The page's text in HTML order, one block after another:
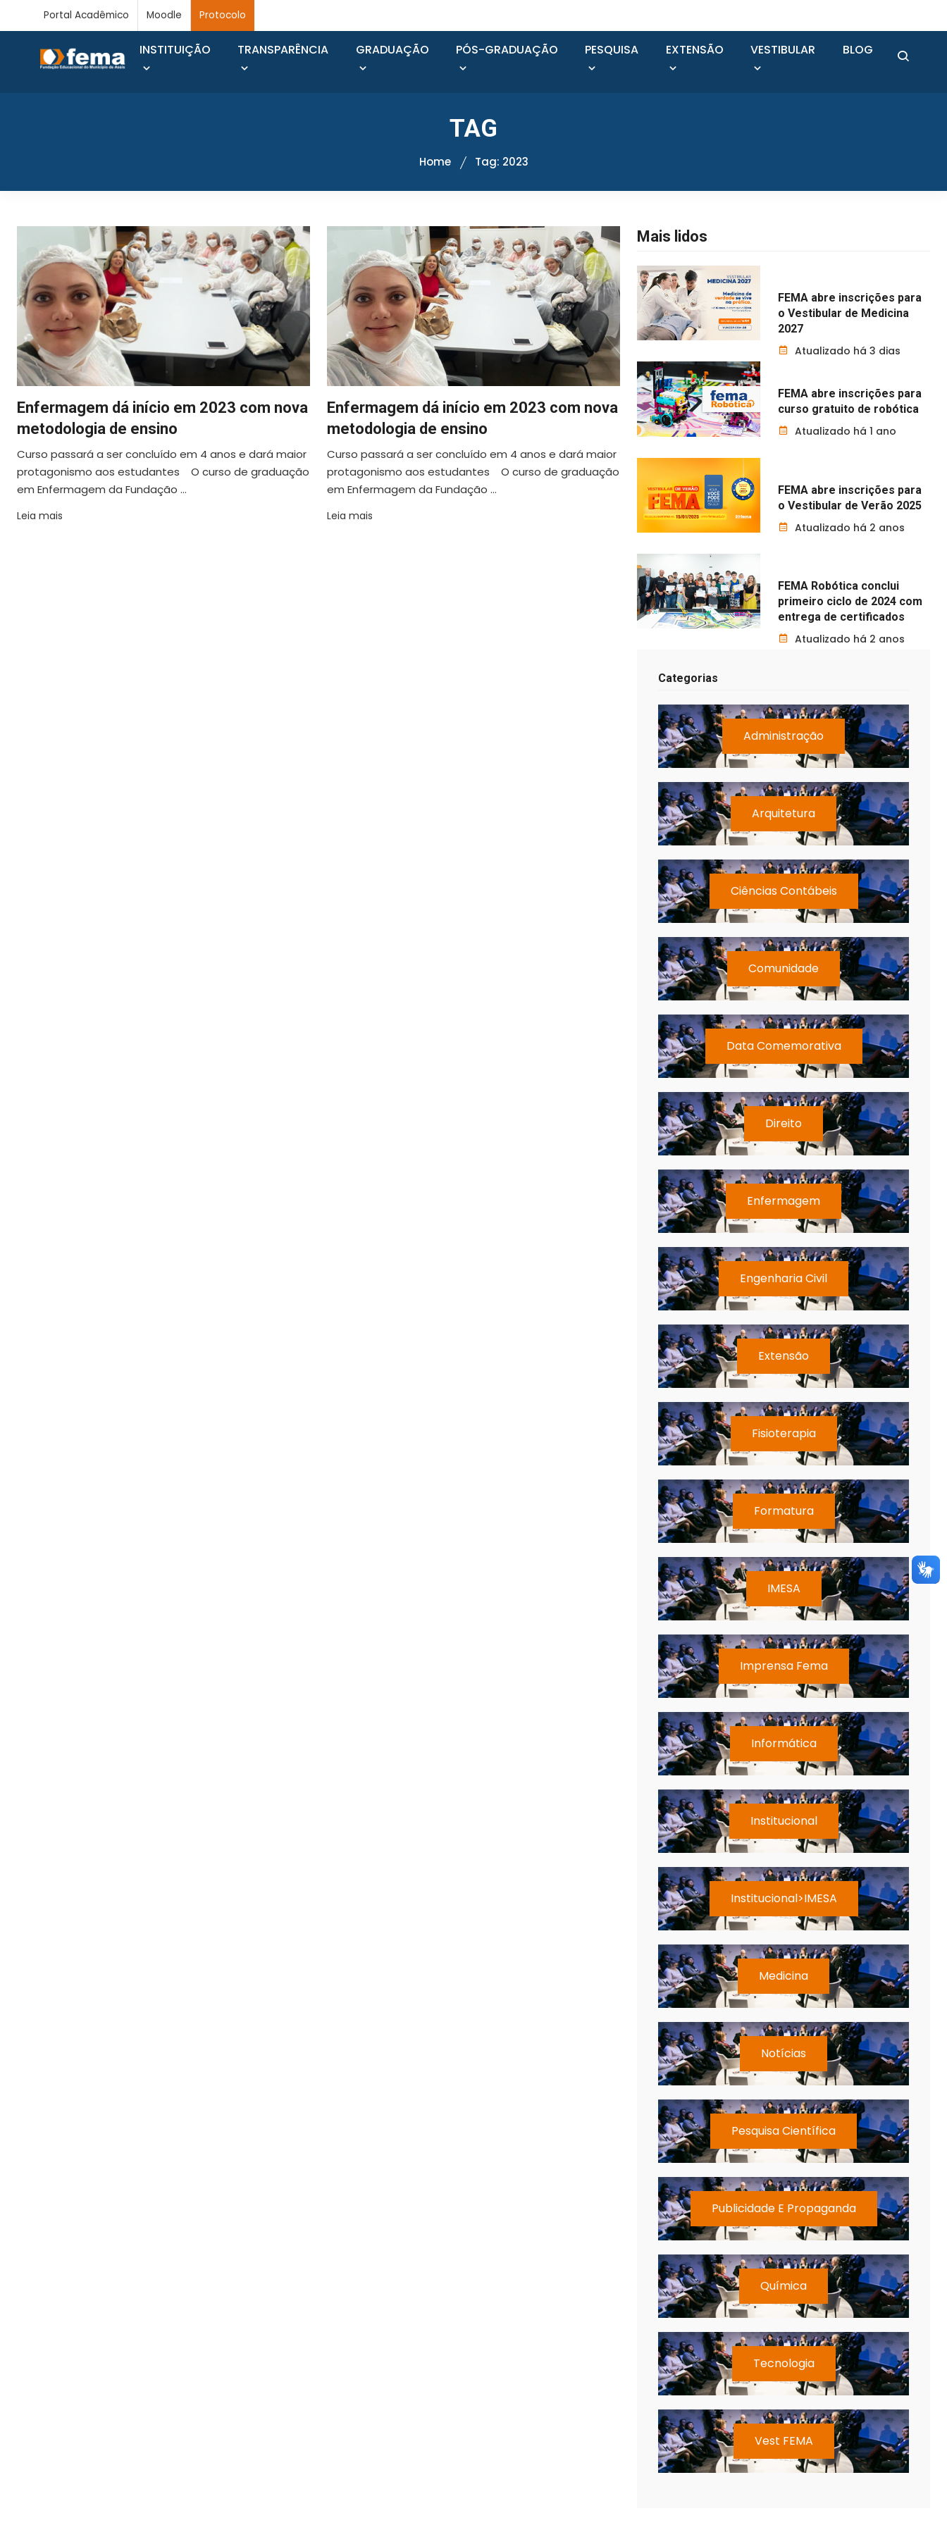
Portal Acadêmico Moodle Protocolo
INSTITUIÇÃO TRANSPARÊNCIA GRADUAÇÃO PÓS-GRADUAÇÃO PESQUISA EXTENSÃO VESTIBULAR BLOG
TAG
Home Tag: 2023
Enfermagem dá início em 2023 com nova
metodologia de ensino
Curso passará a ser concluído em 4 anos e dará maior
protagonismo aos estudantes O curso de graduação
em Enfermagem da Fundação ...
Leia mais
Enfermagem dá início em 2023 com nova
metodologia de ensino
Curso passará a ser concluído em 4 anos e dará maior
protagonismo aos estudantes O curso de graduação
em Enfermagem da Fundação ...
Leia mais
Mais lidos
FEMA abre inscrições para
o Vestibular de Medicina
2027
Atualizado há 3 dias
FEMA abre inscrições para
curso gratuito de robótica
Atualizado há 1 ano
FEMA abre inscrições para
o Vestibular de Verão 2025
Atualizado há 2 anos
FEMA Robótica conclui
primeiro ciclo de 2024 com
entrega de certificados
Atualizado há 2 anos
Categorias
Administração
Arquitetura
Ciências Contábeis
Comunidade
Data Comemorativa
Direito
Enfermagem
Engenharia Civil
Extensão
Fisioterapia
Formatura
IMESA
Imprensa Fema
Informática
Institucional
Institucional>IMESA
Medicina
Notícias
Pesquisa Científica
Publicidade E Propaganda
Química
Tecnologia
Vest FEMA